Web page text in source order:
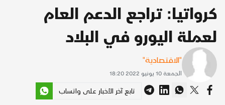
كرواتيا: تراجع الدعم العام
لعملة اليورو في البلاد
"الاقتصادية"
الجمعة 10 يونيو 2022 18:20
تابع آخر الأخبار على واتساب